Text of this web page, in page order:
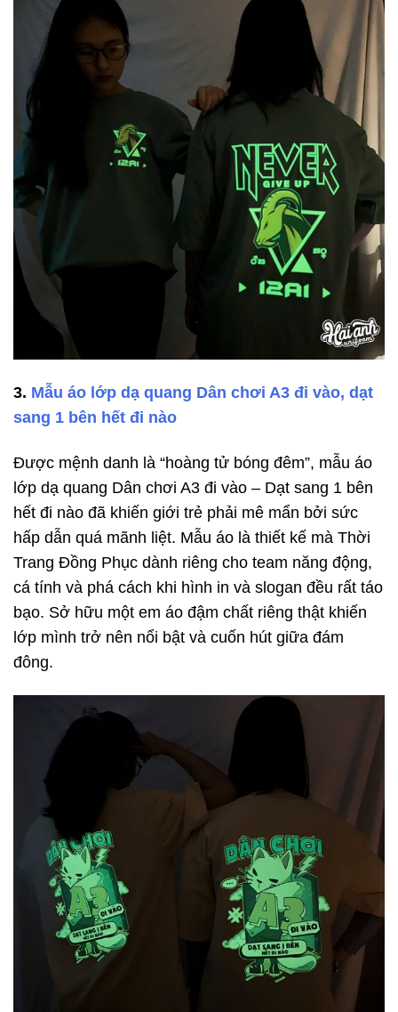
3. Mẫu áo lớp dạ quang Dân chơi A3 đi vào, dạt
sang 1 bên hết đi nào
Được mệnh danh là “hoàng tử bóng đêm”, mẫu áo
lớp dạ quang Dân chơi A3 đi vào – Dạt sang 1 bên
hết đi nào đã khiến giới trẻ phải mê mẩn bởi sức
hấp dẫn quá mãnh liệt. Mẫu áo là thiết kế mà Thời
Trang Đồng Phục dành riêng cho team năng động,
cá tính và phá cách khi hình in và slogan đều rất táo
bạo. Sở hữu một em áo đậm chất riêng thật khiến
lớp mình trở nên nổi bật và cuốn hút giữa đám
đông.